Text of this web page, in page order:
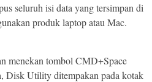
seluruh isi data yang tersimpan di
produk laptop atau Mac.
menekan tombol CMD+Space
Disk Utility ditempakan pada kotak